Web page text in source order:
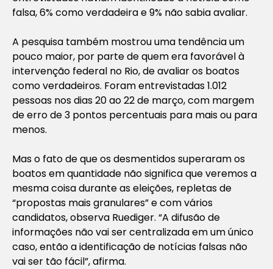
falsa, 6% como verdadeira e 9% não sabia avaliar.
A pesquisa também mostrou uma tendência um
pouco maior, por parte de quem era favorável à
intervenção federal no Rio, de avaliar os boatos
como verdadeiros. Foram entrevistadas 1.012
pessoas nos dias 20 ao 22 de março, com margem
de erro de 3 pontos percentuais para mais ou para
menos.
Mas o fato de que os desmentidos superaram os
boatos em quantidade não significa que veremos a
mesma coisa durante as eleições, repletas de
“propostas mais granulares” e com vários
candidatos, observa Ruediger. “A difusão de
informações não vai ser centralizada em um único
caso, então a identificação de notícias falsas não
vai ser tão fácil”, afirma.